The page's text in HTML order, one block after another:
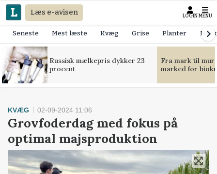
Læs e-avisen LOGIN MENU
Seneste Mest læste Kvæg Grise Planter
Russisk mælkepris dykker 23
procent
Fra mark til
marked for
KVÆG 02-09-2024 11:06
Grovfoderdag med fokus på
optimal majsproduktion